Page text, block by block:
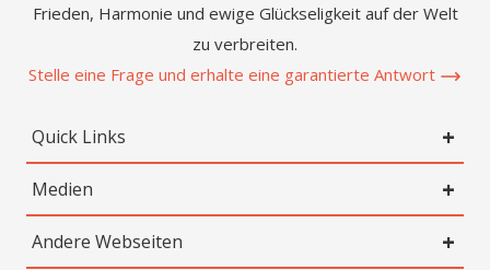
Frieden, Harmonie und ewige Glückseligkeit auf der Welt
zu verbreiten.
Stelle eine Frage und erhalte eine garantierte Antwort
Quick Links
Medien
Andere Webseiten